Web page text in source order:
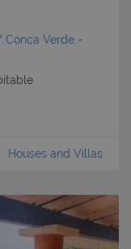
Conca Verde -
Houses and Villas